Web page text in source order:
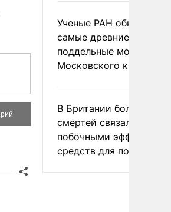
Ученые РАН
самые древние
поддельные монеты
Московского
В Британии более ста
смертей связали с
побочными эффектами
средств для похудения